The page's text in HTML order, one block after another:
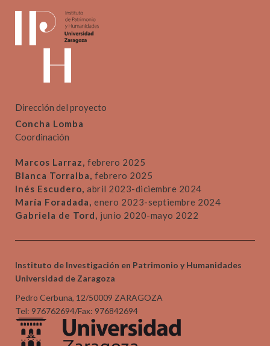
Dirección del proyecto
Concha Lomba
Coordinación
Marcos Larraz, febrero 2025
Blanca Torralba, febrero 2025
Inés Escudero, abril 2023-diciembre 2024
María Foradada, enero 2023-septiembre 2024
Gabriela de Tord, junio 2020-mayo 2022
Instituto de Investigación en Patrimonio y Humanidades
Universidad de Zaragoza
Pedro Cerbuna, 12/50009 ZARAGOZA
Tel: 976762694/Fax: 976842694